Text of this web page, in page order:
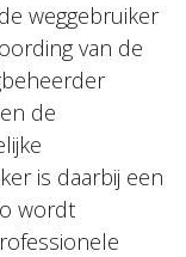
weggebruiker
van de
de
is daarbij een
wordt